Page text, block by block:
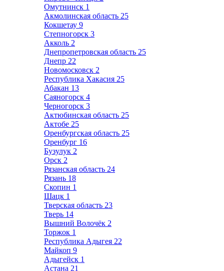
Омутнинск 1
Акмолинская область 25
Кокшетау 9
Степногорск 3
Акколь 2
Днепропетровская область 25
Днепр 22
Новомосковск 2
Республика Хакасия 25
Абакан 13
Саяногорск 4
Черногорск 3
Актюбинская область 25
Актобе 25
Оренбургская область 25
Оренбург 16
Бузулук 2
Орск 2
Рязанская область 24
Рязань 18
Скопин 1
Шацк 1
Тверская область 23
Тверь 14
Вышний Волочёк 2
Торжок 1
Республика Адыгея 22
Майкоп 9
Адыгейск 1
Астана 21